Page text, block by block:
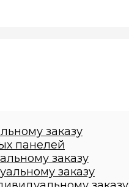
заказу
заказу
заказу
заказу
заказу
заказу
панелей
заказу
заказу